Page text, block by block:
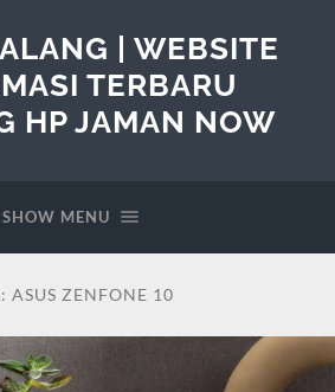
| WEBSITE
TERBARU
HP JAMAN NOW
SHOW MENU
ASUS ZENFONE 10